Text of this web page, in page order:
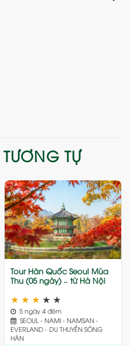
TỰ
Add
to
wishlist
Tour Hàn Quốc Seoul Mùa
Thu (05 ngày) – từ Hà Nội
★ ★ ★ ★ ★
5 ngày 4 đêm
SEOUL - NAMI - NAMSAN -
EVERLAND - DU THUYỀN SÔNG
HÀN